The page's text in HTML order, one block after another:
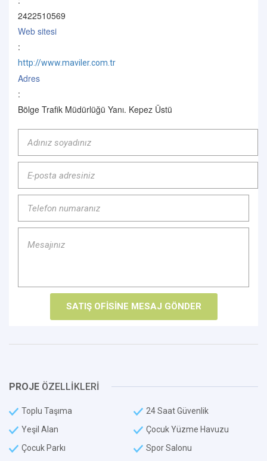
2422510569
Web sitesi
:
http://www.maviler.com.tr
Adres
:
Bölge Trafik Müdürlüğü Yanı. Kepez Üstü
PROJE ÖZELLİKLERİ
Toplu Taşıma
24 Saat Güvenlik
Yeşil Alan
Çocuk Yüzme Havuzu
Çocuk Parkı
Spor Salonu